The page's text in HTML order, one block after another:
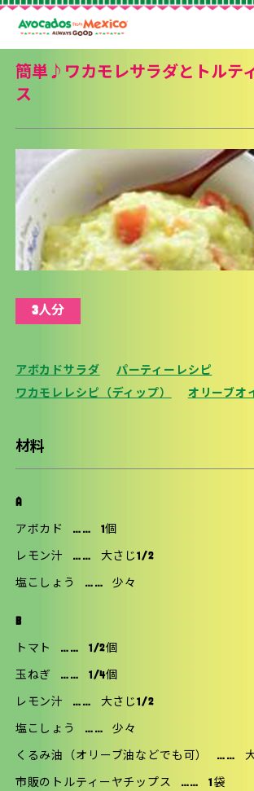
簡単♪ワカモレサラダとトルテ
ス
3人分
アボカドサラダ
パーティーレシピ
ワカモレレシピ（ディップ）
オリーブオ
材料
A
アボカド …… 1個
レモン汁 …… 大さじ1/2
塩こしょう …… 少々
B
トマト …… 1/2個
玉ねぎ …… 1/4個
レモン汁 …… 大さじ1/2
塩こしょう …… 少々
くるみ油（オリーブ油などでも可） ……
市販のトルティーヤチップス …… 1袋